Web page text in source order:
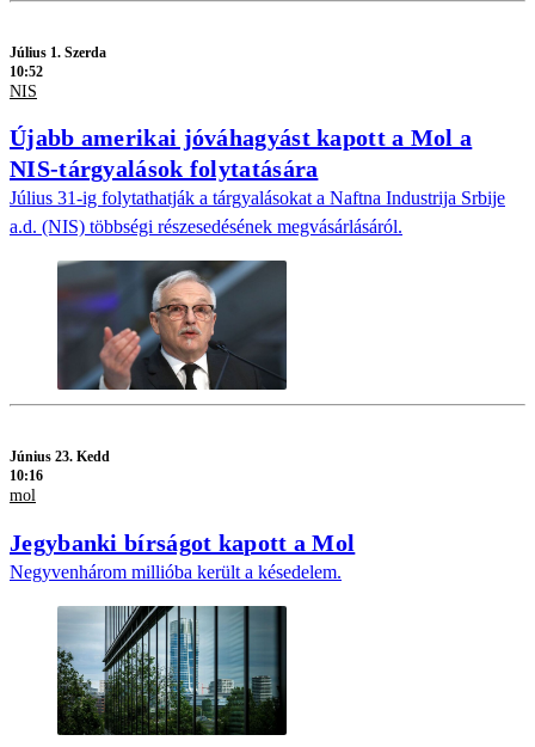
Július 1. Szerda
10:52
NIS
Újabb amerikai jóváhagyást kapott a Mol a
NIS-tárgyalások folytatására
Július 31-ig folytathatják a tárgyalásokat a Naftna Industrija Srbije
a.d. (NIS) többségi részesedésének megvásárlásáról.
Június 23. Kedd
10:16
mol
Jegybanki bírságot kapott a Mol
Negyvenhárom millióba került a késedelem.